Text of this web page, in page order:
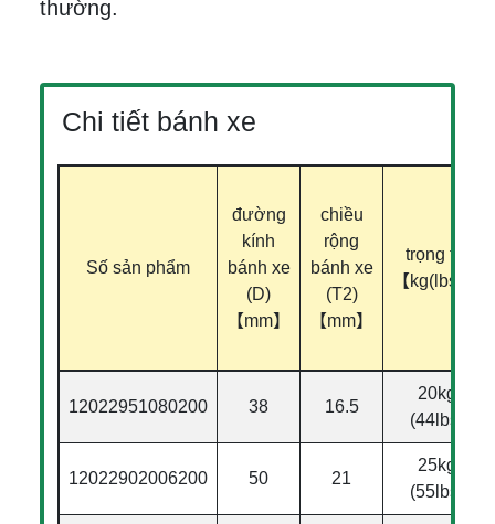
thường.
Chi tiết bánh xe
Số sản phẩm
đường
kính
bánh xe
(D)
【mm】
chiều
rộng
bánh xe
(T2)
【mm】
trọng tải
【kg(lbs)】
12022951080200 38 16.5
20kg
(44lbs)
12022902006200 50 21
25kg
(55lbs)